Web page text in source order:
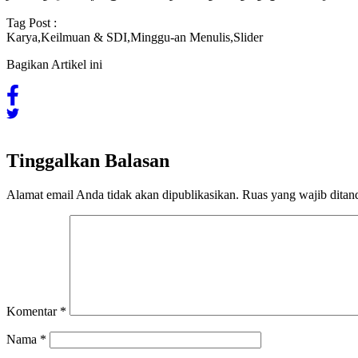
Tag Post :
Karya,Keilmuan & SDI,Minggu-an Menulis,Slider
Bagikan Artikel ini
Tinggalkan Balasan
Alamat email Anda tidak akan dipublikasikan. Ruas yang wajib
Komentar *
Nama *